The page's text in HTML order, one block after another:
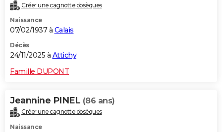
Créer une cagnotte obsèques
Naissance
07/02/1937 à Calais
Décès
24/11/2025 à Attichy
Famille DUPONT
Jeannine PINEL (86 ans)
Créer une cagnotte obsèques
Naissance